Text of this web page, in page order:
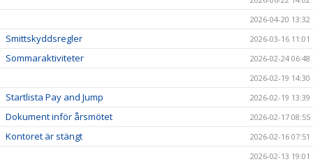
2026-04-20 13:32
Smittskyddsregler 2026-03-16 11:01
Sommaraktiviteter
2026-02-24 06:48
2026-02-19 14:30
Startlista Pay and Jump 2026-02-19 13:39
Dokument inför årsmötet 2026-02-17 08:55
Kontoret är stängt
2026-02-16 07:51
2026-02-13 19:01